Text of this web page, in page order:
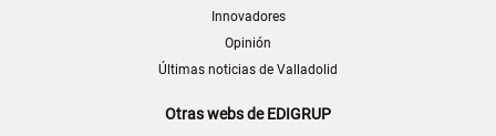
Innovadores
Opinión
Últimas noticias de Valladolid
Otras webs de EDIGRUP